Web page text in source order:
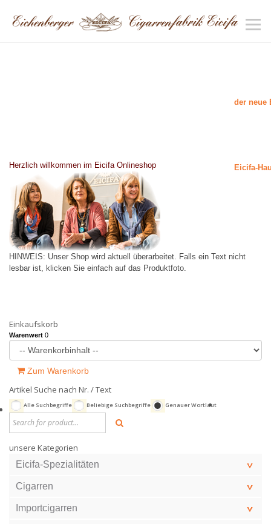
Herzlich willkommen im Eicifa Onlineshop
der neue
Eicifa-
HINWEIS: Unser Shop wird aktuell überarbeitet. Falls ein Text nicht
lesbar ist, klicken Sie einfach auf das Produktfoto.
Einkaufskorb
Warenwert 0
Zum Warenkorb
Artikel Suche nach Nr. / Text
Alle Suchbegriffe Beliebige Suchbegriffe Genauer Wortlaut
unsere Kategorien
Eicifa-Spezialitäten
Cigarren
Importcigarren